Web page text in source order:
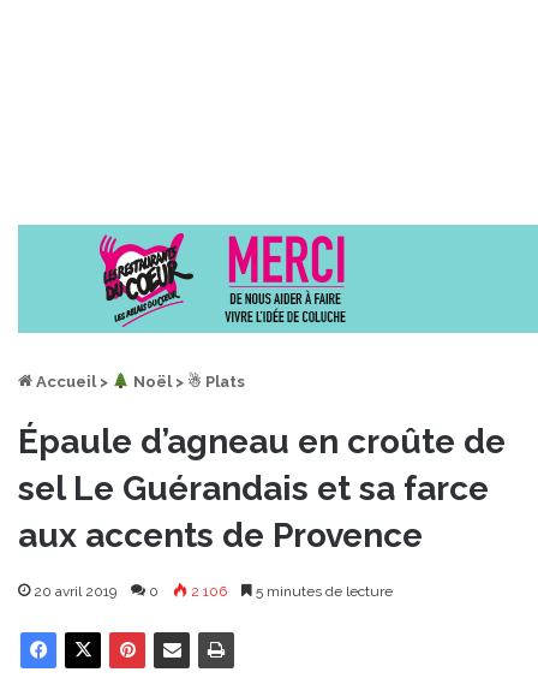
Accueil > ︎ Noël > ☃ Plats
Épaule d’agneau en croûte de
sel Le Guérandais et sa farce
aux accents de Provence
20 avril 2019 0 2 106 5 minutes de lecture